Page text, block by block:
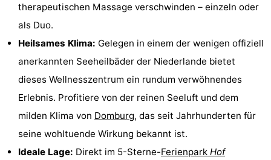
Museen
Denkmäler
-
Leuchtturme
-
therapeutischen Massage verschwinden – einzeln oder
als Duo.
Heilsames Klima: Gelegen in einem der wenigen offiziell
anerkannten Seeheilbäder der Niederlande bietet
dieses Wellnesszentrum ein rundum verwöhnendes
Erlebnis. Profitiere von der reinen Seeluft und dem
milden Klima von Domburg, das seit Jahrhunderten für
seine wohltuende Wirkung bekannt ist.
Ideale Lage: Direkt im 5-Sterne-Ferienpark Hof